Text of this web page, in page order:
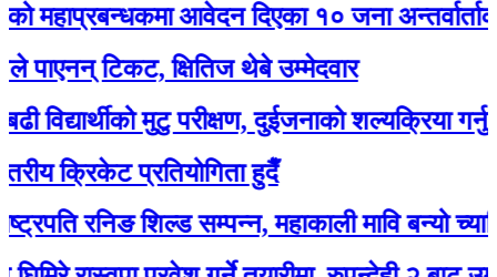
आवेदन दिएका १० जना अन्तर्वार्ताका
टिकट, क्षितिज थेबे उम्मेदवार
मुटु परीक्षण, दुईजनाको शल्यक्रिया गर्नुपर्ने
क्रिकेट प्रतियोगिता हुदैँ
रनिङ शिल्ड सम्पन्न, महाकाली मावि बन्यो